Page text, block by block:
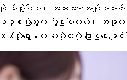
ကို သိဖို့ပါပဲ။ အသားအရေအမျိုးအစ
ပစ္စည်းတွေက ကွဲပြားပါတယ်။ အခုတ
ဘယ်လိုရွေးမလဲ ဆဆိုတာကို ပြောပြပေးခ